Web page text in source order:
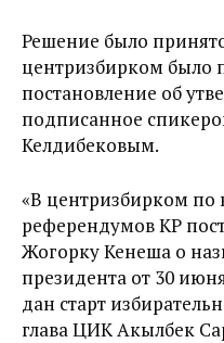
Решение было
центризбирком было
постановление об
подписанное
Келдибековым.
«В центризбирком
референдумов КР
Жогорку Кенеша о
президента от 30
дан старт
глава ЦИК Акылбек